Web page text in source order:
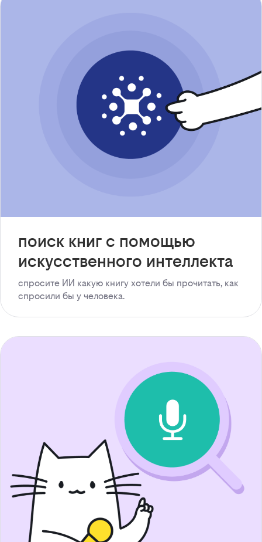
поиск книг с помощью
искусственного интеллекта
спросите ИИ какую книгу хотели бы прочитать, как
спросили бы у человека.